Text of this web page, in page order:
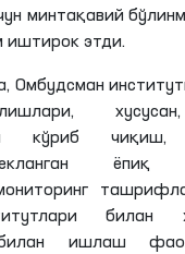
минтақавий
этди.
Омбудсман
кўриб чиқиш,
ёпиқ
билан
ишлаш